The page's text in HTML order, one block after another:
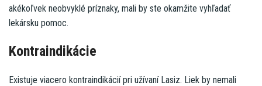
akékoľvek neobvyklé príznaky, mali by ste okamžite vyhľadať
lekársku pomoc.
Kontraindikácie
Existuje viacero kontraindikácií pri užívaní Lasiz. Liek by nemali